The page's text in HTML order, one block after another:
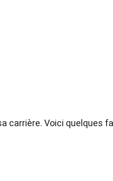
carrière. Voici quelques